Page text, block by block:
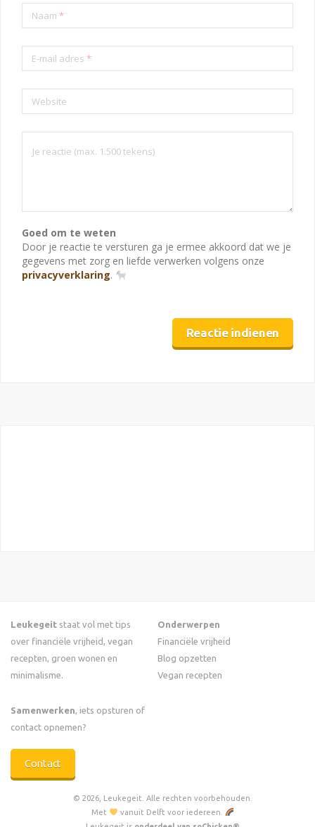
Naam *
E-mail adres *
Website
Goed om te weten
Door je reactie te versturen ga je ermee akkoord dat we je
gegevens met zorg en liefde verwerken volgens onze
privacyverklaring.
Leukegeit staat vol met tips
over financiële vrijheid, vegan
recepten, groen wonen en
minimalisme.
Samenwerken, iets opsturen of
contact opnemen?
Contact
Onderwerpen
Financiële vrijheid
Blog opzetten
Vegan recepten
© 2026, Leukegeit. Alle rechten voorbehouden.
Met
vanuit Delft voor iedereen.